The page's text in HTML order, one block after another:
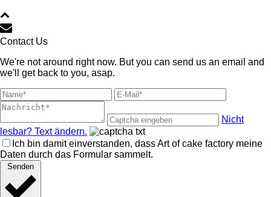
Contact Us
We're not around right now. But you can send us an email and
we'll get back to you, asap.
Nicht
lesbar? Text ändern.
Ich bin damit einverstanden, dass Art of cake factory meine
Daten durch das Formular sammelt.
Senden